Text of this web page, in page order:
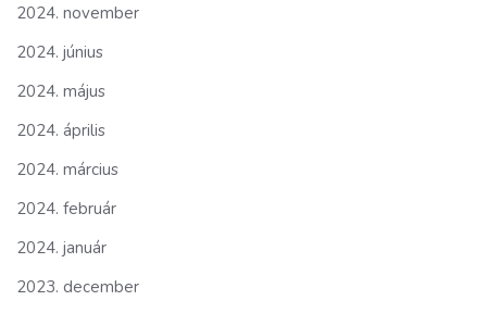
2024. november
2024. június
2024. május
2024. április
2024. március
2024. február
2024. január
2023. december